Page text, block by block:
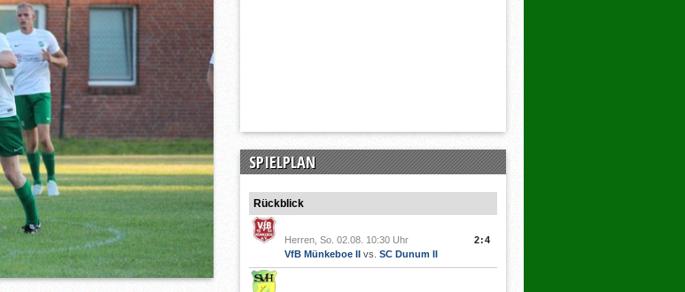
SPIELPLAN
Rückblick
Herren, So. 02.08. 10:30 Uhr
VfB Münkeboe II vs. SC Dunum II
2:4